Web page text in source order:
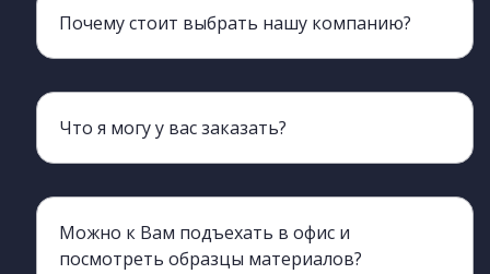
Почему стоит выбрать нашу компанию?
Что я могу у вас заказать?
Можно к Вам подъехать в офис и
посмотреть образцы материалов?